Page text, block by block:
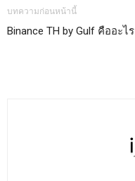
บทความก่อนหน้านี้
Binance TH by Gulf คืออะไร